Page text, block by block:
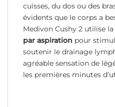
cuisses, du dos ou des
évidents que le corps a
Medivon Cushy 2 utilise
par aspiration pour
soutenir le drainage
agréable sensation de
les premières minutes